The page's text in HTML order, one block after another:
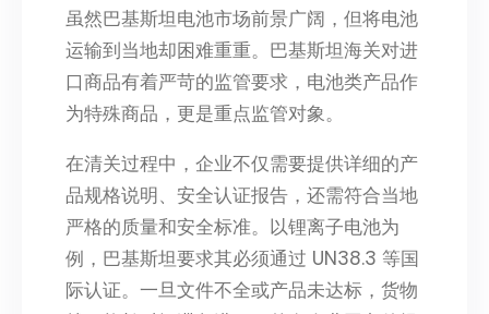
虽然巴基斯坦电池市场前景广阔，但将电池
运输到当地却困难重重。巴基斯坦海关对进
口商品有着严苛的监管要求，电池类产品作
为特殊商品，更是重点监管对象。​
在清关过程中，企业不仅需要提供详细的产
品规格说明、安全认证报告，还需符合当地
严格的质量和安全标准。以锂离子电池为
例，巴基斯坦要求其必须通过 UN38.3 等国
际认证。一旦文件不全或产品未达标，货物